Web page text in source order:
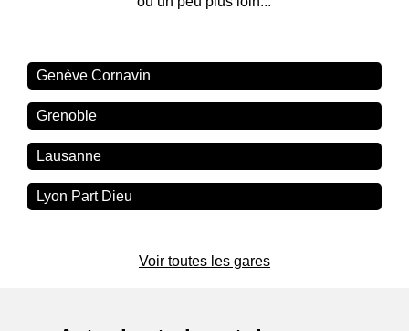
Genève Cornavin
Grenoble
Lausanne
Lyon Part Dieu
Voir toutes les gares